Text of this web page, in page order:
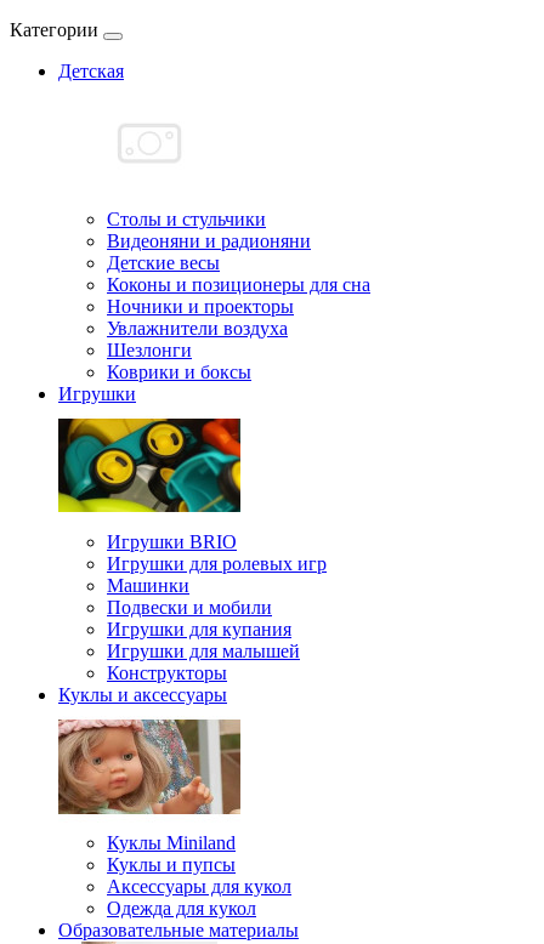
Категории
Детская
Cтолы и стульчики
Видеоняни и радионяни
Детские весы
Коконы и позиционеры для сна
Ночники и проекторы
Увлажнители воздуха
Шезлонги
Коврики и боксы
Игрушки
Игрушки BRIO
Игрушки для ролевых игр
Машинки
Подвески и мобили
Игрушки для купания
Игрушки для малышей
Конструкторы
Куклы и аксессуары
Куклы Miniland
Куклы и пупсы
Аксессуары для кукол
Одежда для кукол
Образовательные материалы